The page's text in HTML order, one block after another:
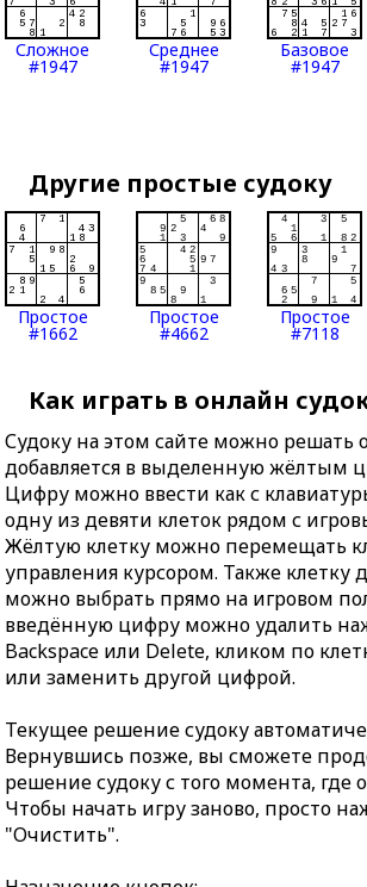
Сложное
#1947
Среднее
#1947
Базовое
#1947
Другие простые судоку
Простое
#1662
Простое
#4662
Простое
#7118
Как играть в онлайн
Судоку на этом сайте можно решать
добавляется в выделенную жёлтым
Цифру можно ввести как с
одну из девяти клеток рядом с
Жёлтую клетку можно перемещать
управления курсором. Также клетку
можно выбрать прямо на игровом
введённую цифру можно удалить
Backspace или Delete, кликом по
или заменить другой цифрой.
Текущее решение судоку
Вернувшись позже, вы сможете
решение судоку с того момента, где
Чтобы начать игру заново, просто
"Очистить".